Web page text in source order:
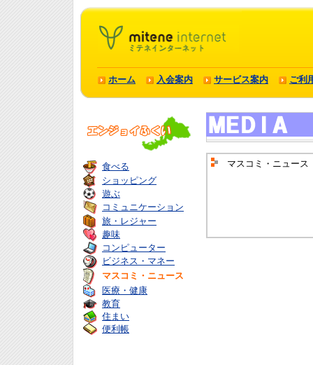
ホーム 入会案内 サービス案内 ご利
マスコミ・ニュース
食べる
ショッピング
遊ぶ
コミュニケーション
旅・レジャー
趣味
コンピューター
ビジネス・マネー
マスコミ・ニュース
医療・健康
教育
住まい
便利帳